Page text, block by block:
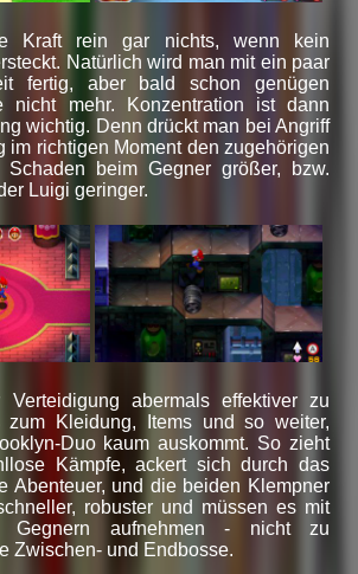
Kraft rein gar nichts, wenn kein
Natürlich wird man mit ein paar
fertig, aber bald schon genügen
nicht mehr. Konzentration ist dann
wichtig. Denn drückt man bei Angriff
im richtigen Moment den zugehörigen
beim Gegner größer, bzw.
Luigi geringer.
abermals effektiver zu
zum Kleidung, Items und so weiter,
Duo kaum auskommt. So zieht
Kämpfe, ackert sich durch das
Abenteuer, und die beiden Klempner
robuster und müssen es mit
Gegnern aufnehmen - nicht zu
Zwischen- und Endbosse.